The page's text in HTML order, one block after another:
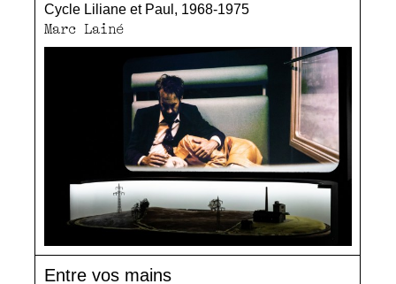
Cycle Liliane et Paul, 1968-1975
Marc Lainé
Entre vos mains